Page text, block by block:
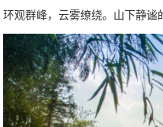
环观群峰，云雾缭绕。山下静谧